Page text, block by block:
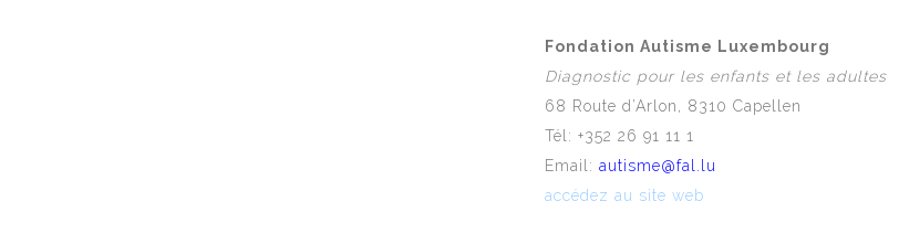
Fondation Autisme Luxembourg
Diagnostic pour les enfants et les adultes
68 Route d’Arlon, 8310 Capellen
Tél: +352 26 91 11 1
Email: autisme@fal.lu
accédez au site web